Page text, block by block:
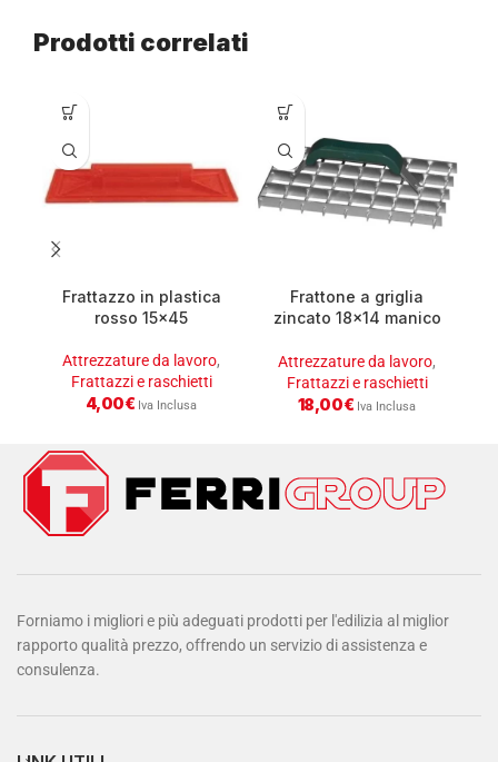
Prodotti correlati
Frattazzo in plastica
rosso 15×45
Attrezzature da lavoro,
Frattazzi e raschietti
4,00€ Iva Inclusa
Frattone a griglia
zincato 18×14 manico
Attrezzature da lavoro,
Frattazzi e raschietti
18,00€ Iva Inclusa
Forniamo i migliori e più adeguati prodotti per l'edilizia al miglior
rapporto qualità prezzo, offrendo un servizio di assistenza e
consulenza.